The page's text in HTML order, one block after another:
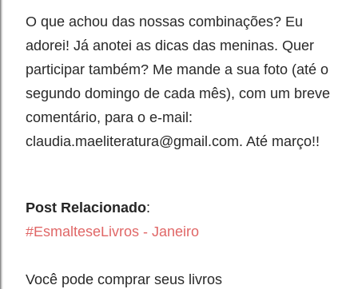
O que achou das nossas combinações? Eu
adorei! Já anotei as dicas das meninas. Quer
participar também? Me mande a sua foto (até o
segundo domingo de cada mês), com um breve
comentário, para o e-mail:
claudia.maeliteratura@gmail.com. Até março!!
Post Relacionado:
#EsmalteseLivros - Janeiro
Você pode comprar seus livros